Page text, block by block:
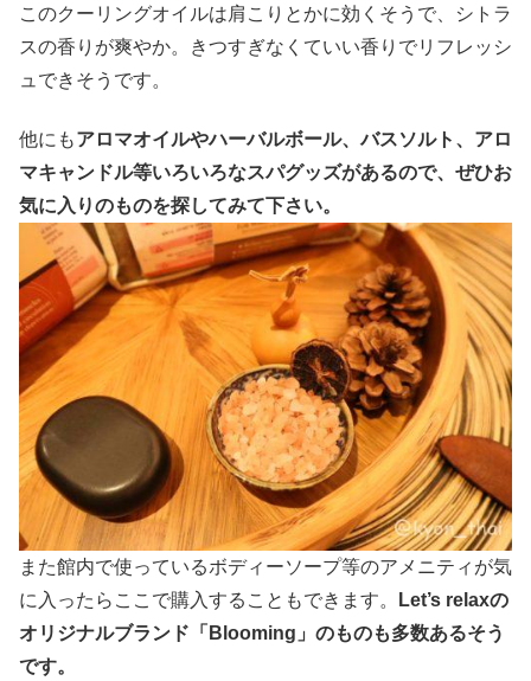
このクーリングオイルは肩こりとかに効くそうで、シトラ
スの香りが爽やか。きつすぎなくていい香りでリフレッシ
ュできそうです。
他にもアロマオイルやハーバルボール、バスソルト、アロ
マキャンドル等いろいろなスパグッズがあるので、ぜひお
気に入りのものを探してみて下さい。
また館内で使っているボディーソープ等のアメニティが気
に入ったらここで購入することもできます。
Let’s relaxの
オリジナルブランド「Blooming」のものも多数あるそう
です。